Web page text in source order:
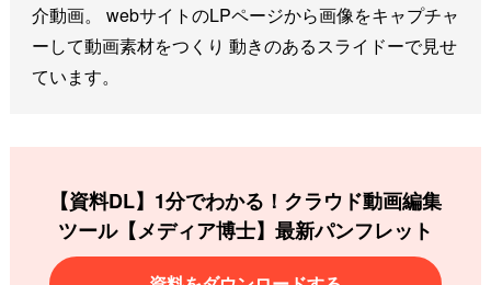
介動画。 webサイトのLPページから画像をキャプチャ
ーして動画素材をつくり 動きのあるスライドーで見せ
ています。
【資料DL】1分でわかる！クラウド動画編集
ツール【メディア博士】最新パンフレット